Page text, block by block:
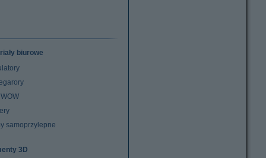
biurowe
samoprzylepne
3D